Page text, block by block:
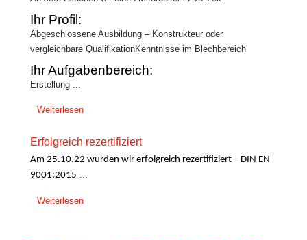
Ihr Profil:
Abgeschlossene Ausbildung – Konstrukteur oder
vergleichbare QualifikationKenntnisse im Blechbereich
Ihr Aufgabenbereich:
Erstellung ...
Weiterlesen
Erfolgreich rezertifiziert
Am 25.10.22 wurden wir erfolgreich rezertifiziert – DIN EN
9001:2015 ...
Weiterlesen